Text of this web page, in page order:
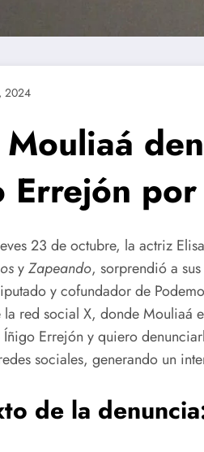
2024
Mouliaá
Errejón por
23 de octubre, la actriz
yZapeando, sorprendió a
y cofundador de
la red social X, donde Mouliaá
Errejón y quiero
sociales, generando un
de la